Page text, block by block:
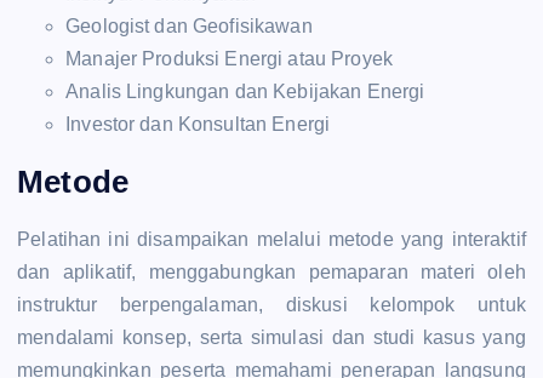
Geologist dan Geofisikawan
Manajer Produksi Energi atau Proyek
Analis Lingkungan dan Kebijakan Energi
Investor dan Konsultan Energi
Metode
Pelatihan ini disampaikan melalui metode yang interaktif
dan aplikatif, menggabungkan pemaparan materi oleh
instruktur berpengalaman, diskusi kelompok untuk
mendalami konsep, serta simulasi dan studi kasus yang
memungkinkan peserta memahami penerapan langsung